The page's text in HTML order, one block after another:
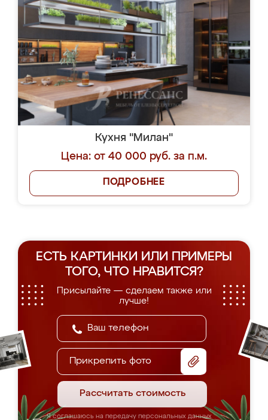
Кухня "Милан"
Цена: от 40 000 руб. за п.м.
ПОДРОБНЕЕ
ЕСТЬ КАРТИНКИ ИЛИ ПРИМЕРЫ
ТОГО, ЧТО НРАВИТСЯ?
Присылайте — сделаем также или
лучше!
Прикрепить фото
Рассчитать стоимость
Я соглашаюсь на передачу персональных данных